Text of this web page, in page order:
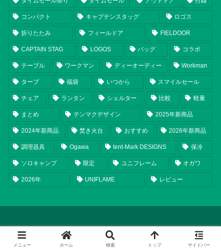
コンパクト キャプテンスタッグ ロゴス
折りたたみ フィールドア FIELDOOR
CAPTAIN STAG LOGOS バッグ コラボ
テーブル ワークマン ディーオーディー Workman
タープ 福袋 いつから スマイルセール
チェア ランタン シェルター 比較 軽量
まとめ テンマクデザイン 2025年新商品
2024年新商品 焚き火台 おすすめ 2026年新商品
調理器具 Ogawa tent-Mark DESIGNS 保冷
ソロキャンプ 限定 ユニフレーム オガワ
2026年 UNIFLAME レビュー
メニュー ホーム 検索 トップ サイドバー